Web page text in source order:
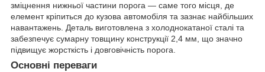
зміцнення нижньої частини порога — саме того місця, де
елемент кріпиться до кузова автомобіля та зазнає найбільших
навантажень. Деталь виготовлена з холоднокатаної сталі та
забезпечує сумарну товщину конструкції 2,4 мм, що значно
підвищує жорсткість і довговічність порога.
Основні переваги